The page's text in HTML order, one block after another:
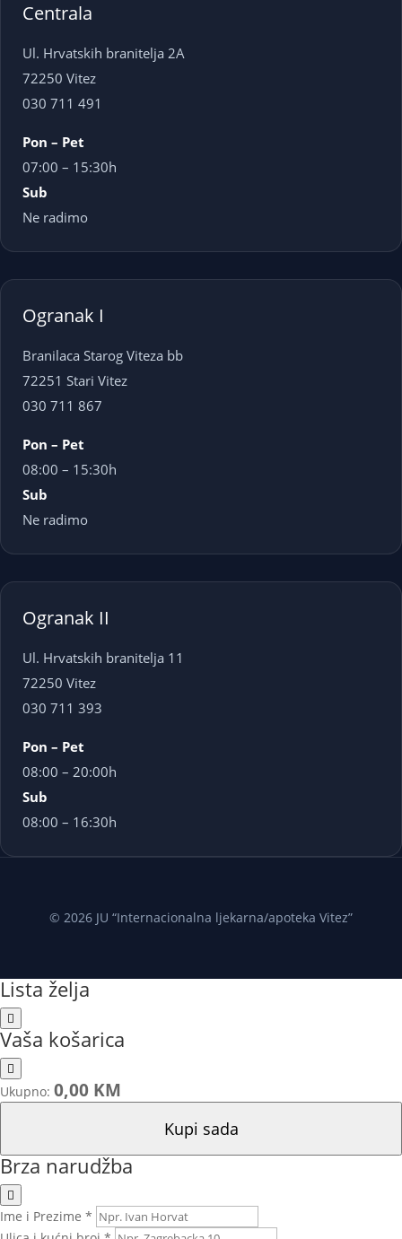
Centrala
Ul. Hrvatskih branitelja 2A
72250 Vitez
030 711 491
Pon – Pet
07:00 – 15:30h
Sub
Ne radimo
Ogranak I
Branilaca Starog Viteza bb
72251 Stari Vitez
030 711 867
Pon – Pet
08:00 – 15:30h
Sub
Ne radimo
Ogranak II
Ul. Hrvatskih branitelja 11
72250 Vitez
030 711 393
Pon – Pet
08:00 – 20:00h
Sub
08:00 – 16:30h
© 2026 JU “Internacionalna ljekarna/apoteka Vitez”
Lista želja
Vaša košarica
Ukupno: 0,00 KM
Kupi sada
Brza narudžba
Ime i Prezime *